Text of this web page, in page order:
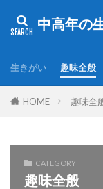
中高年の
生きがい 趣味全般
HOME 趣味全
CATEGORY
趣味全般